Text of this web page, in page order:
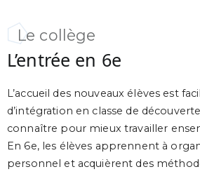
Le collège
L’entrée en 6e
L’accueil des nouveaux élèves est
d’intégration en classe de
connaître pour mieux travailler
En 6e, les élèves apprennent à
personnel et acquièrent des